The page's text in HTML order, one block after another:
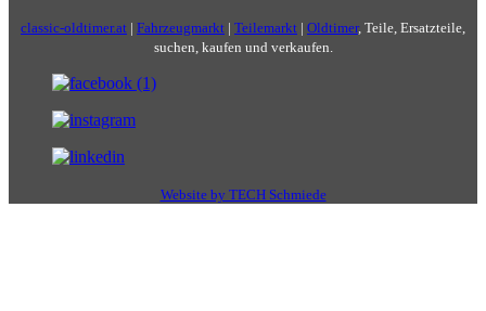
classic-oldtimer.at | Fahrzeugmarkt | Teilemarkt | Oldtimer, Teile, Ersatzteile,
suchen, kaufen und verkaufen.
Website by TECH Schmiede